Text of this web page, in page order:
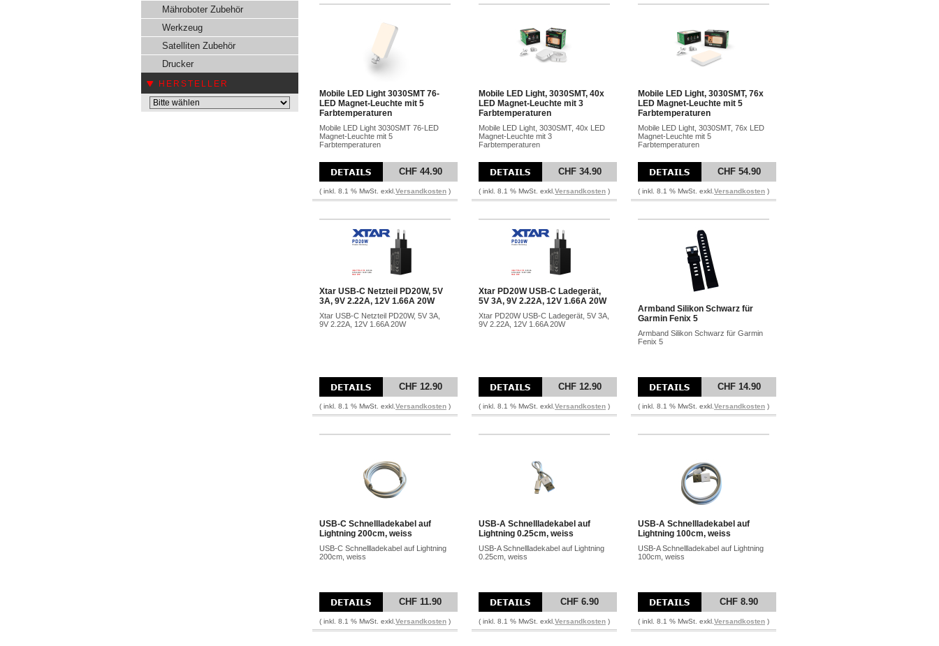
Mähroboter Zubehör
Werkzeug
Satelliten Zubehör
Drucker
HERSTELLER
Mobile LED Light 3030SMT 76-
LED Magnet-Leuchte mit 5
Farbtemperaturen
Mobile LED Light 3030SMT 76-LED
Magnet-Leuchte mit 5
Farbtemperaturen
CHF 44.90
( inkl. 8.1 % MwSt. exkl. Versandkosten )
Mobile LED Light, 3030SMT, 40x
LED Magnet-Leuchte mit 3
Farbtemperaturen
Mobile LED Light, 3030SMT, 40x LED
Magnet-Leuchte mit 3
Farbtemperaturen
CHF 34.90
( inkl. 8.1 % MwSt. exkl. Versandkosten )
Mobile LED Light, 3030SMT, 76x
LED Magnet-Leuchte mit 5
Farbtemperaturen
Mobile LED Light, 3030SMT, 76x LED
Magnet-Leuchte mit 5
Farbtemperaturen
CHF 54.90
( inkl. 8.1 % MwSt. exkl. Versandkosten )
Xtar USB-C Netzteil PD20W, 5V
3A, 9V 2.22A, 12V 1.66A 20W
Xtar USB-C Netzteil PD20W, 5V 3A,
9V 2.22A, 12V 1.66A 20W
CHF 12.90
( inkl. 8.1 % MwSt. exkl. Versandkosten )
Xtar PD20W USB-C Ladegerät,
5V 3A, 9V 2.22A, 12V 1.66A 20W
Xtar PD20W USB-C Ladegerät, 5V 3A,
9V 2.22A, 12V 1.66A 20W
CHF 12.90
( inkl. 8.1 % MwSt. exkl. Versandkosten )
Armband Silikon Schwarz für
Garmin Fenix 5
Armband Silikon Schwarz für Garmin
Fenix 5
CHF 14.90
( inkl. 8.1 % MwSt. exkl. Versandkosten )
USB-C Schnellladekabel auf
Lightning 200cm, weiss
USB-C Schnellladekabel auf Lightning
200cm, weiss
CHF 11.90
( inkl. 8.1 % MwSt. exkl. Versandkosten )
USB-A Schnellladekabel auf
Lightning 0.25cm, weiss
USB-A Schnellladekabel auf Lightning
0.25cm, weiss
CHF 6.90
( inkl. 8.1 % MwSt. exkl. Versandkosten )
USB-A Schnellladekabel auf
Lightning 100cm, weiss
USB-A Schnellladekabel auf Lightning
100cm, weiss
CHF 8.90
( inkl. 8.1 % MwSt. exkl. Versandkosten )